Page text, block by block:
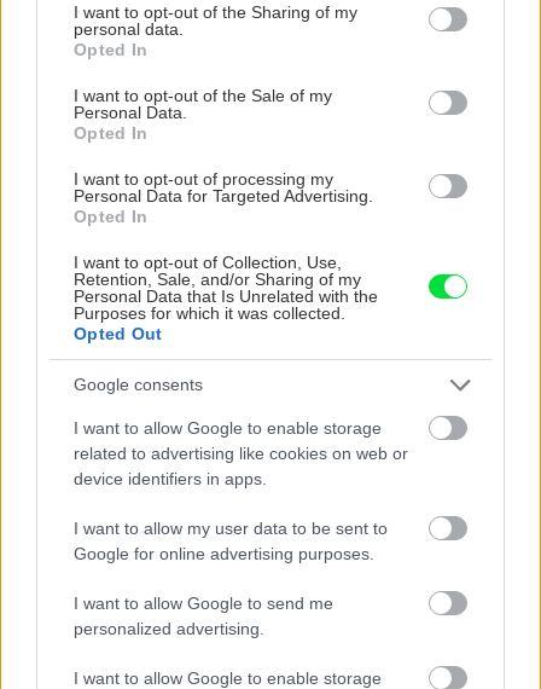
not limited to your visit or usage behaviour. You may click to
grant or deny consent to Google and its third-party tags to
use your data for below specified purposes in below Google
consent section.
I want to opt-out of the Sharing of my
personal data.
Opted In
I want to opt-out of the Sale of my
Personal Data.
Opted In
I want to opt-out of processing my
Personal Data for Targeted Advertising.
Opted In
I want to opt-out of Collection, Use,
Retention, Sale, and/or Sharing of my
Personal Data that Is Unrelated with the
Purposes for which it was collected.
Opted Out
Google consents
I want to allow Google to enable storage
related to advertising like cookies on web or
device identifiers in apps.
I want to allow my user data to be sent to
Google for online advertising purposes.
I want to allow Google to send me
personalized advertising.
I want to allow Google to enable storage
pascu na osy a sršne, ktorá ich nepustí von
Bros sprej necaka kym osa vypije moje pivo. Zaroven
nasmrdi cele hniezdo a neostane tam nic zive. Vasa
Viete, kedy použiť akú maltu? Spoznajte rozdiely, ktoré
vám ušetria čas v stavebninách aj pri práci
Ten článok mal takú výpovednú hodnotu ako učivo pre
3 ročník základnej školy. To fakt? AI alebo nejaka kniha
doba schnutia tak 15 minut , k tomu vodotesné s
Záhradné ležadlá v obchodoch sú predražené. Toto si
vyrobíte pod 140 eur a je oveľa pohodlnejšie!
Žiadne čapovanie alebo zadlabávanie, všetko len na
pevnosti. Autor si nedal veľa námahy s remeselným
spracovaním, škoda. No lepšie než ten odpad z DTD
predávaný v Kauflande alebo Lídli.
Nenechajte stromy divoko zarásť! Júlový rez, ktorý
rozhodne o úrode
V sobotnej relácii pre záhradkárov , 11.7.2026 na stanici
Regina-východ , predseda Slovenského zväzu
záhradkárov pán Jakubech tvrdil, že to, že vlky sú
neproduktívne , nie je pravda. Aj vlky je možné použiť
ZÁHRADA